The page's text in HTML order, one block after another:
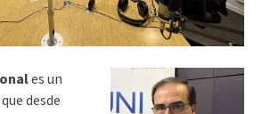
es un
desde